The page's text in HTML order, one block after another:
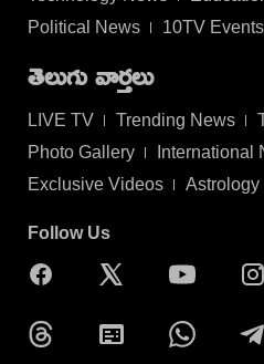
Political News
10TV Events
తెలుగు వార్తలు
LIVE TV Trending News
Photo Gallery
International
Exclusive Videos
Astrology
Follow Us